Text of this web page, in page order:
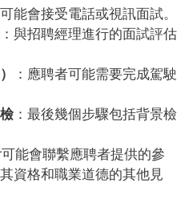
能會接受電話或視訊面試。
：與招聘經理進行的面試評估
：應聘者可能需要完成駕駛
：最後幾個步驟包括背景檢
可能會聯繫應聘者提供的參
資格和職業道德的其他見